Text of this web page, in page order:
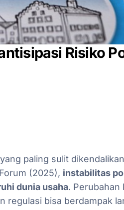
Risiko
paling sulit
(2025), instabilitas
dunia usaha. Perubahan
regulasi bisa berdampak